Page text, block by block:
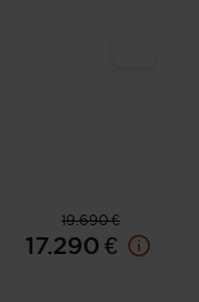
19.690 €
17.290 €